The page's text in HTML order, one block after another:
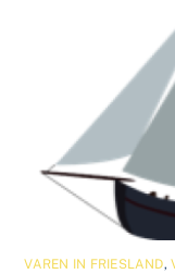
VAREN IN FRIESLAND,